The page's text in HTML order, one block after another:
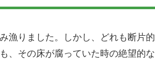
漁りました。しかし、どれも断片的
、その床が腐っていた時の絶望的な